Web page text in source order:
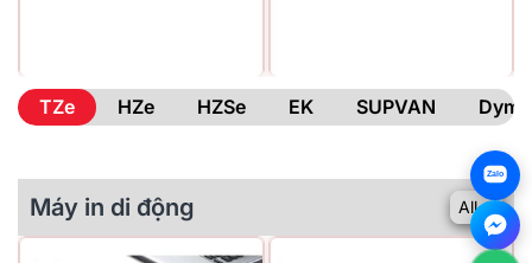
TZe HZe HZSe EK SUPVAN Dymo
Máy in di động All
Zalo